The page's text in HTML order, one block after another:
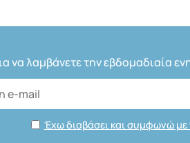
να λαμβάνετε την εβδομαδιαία
Έχω διαβάσει και συμφωνώ